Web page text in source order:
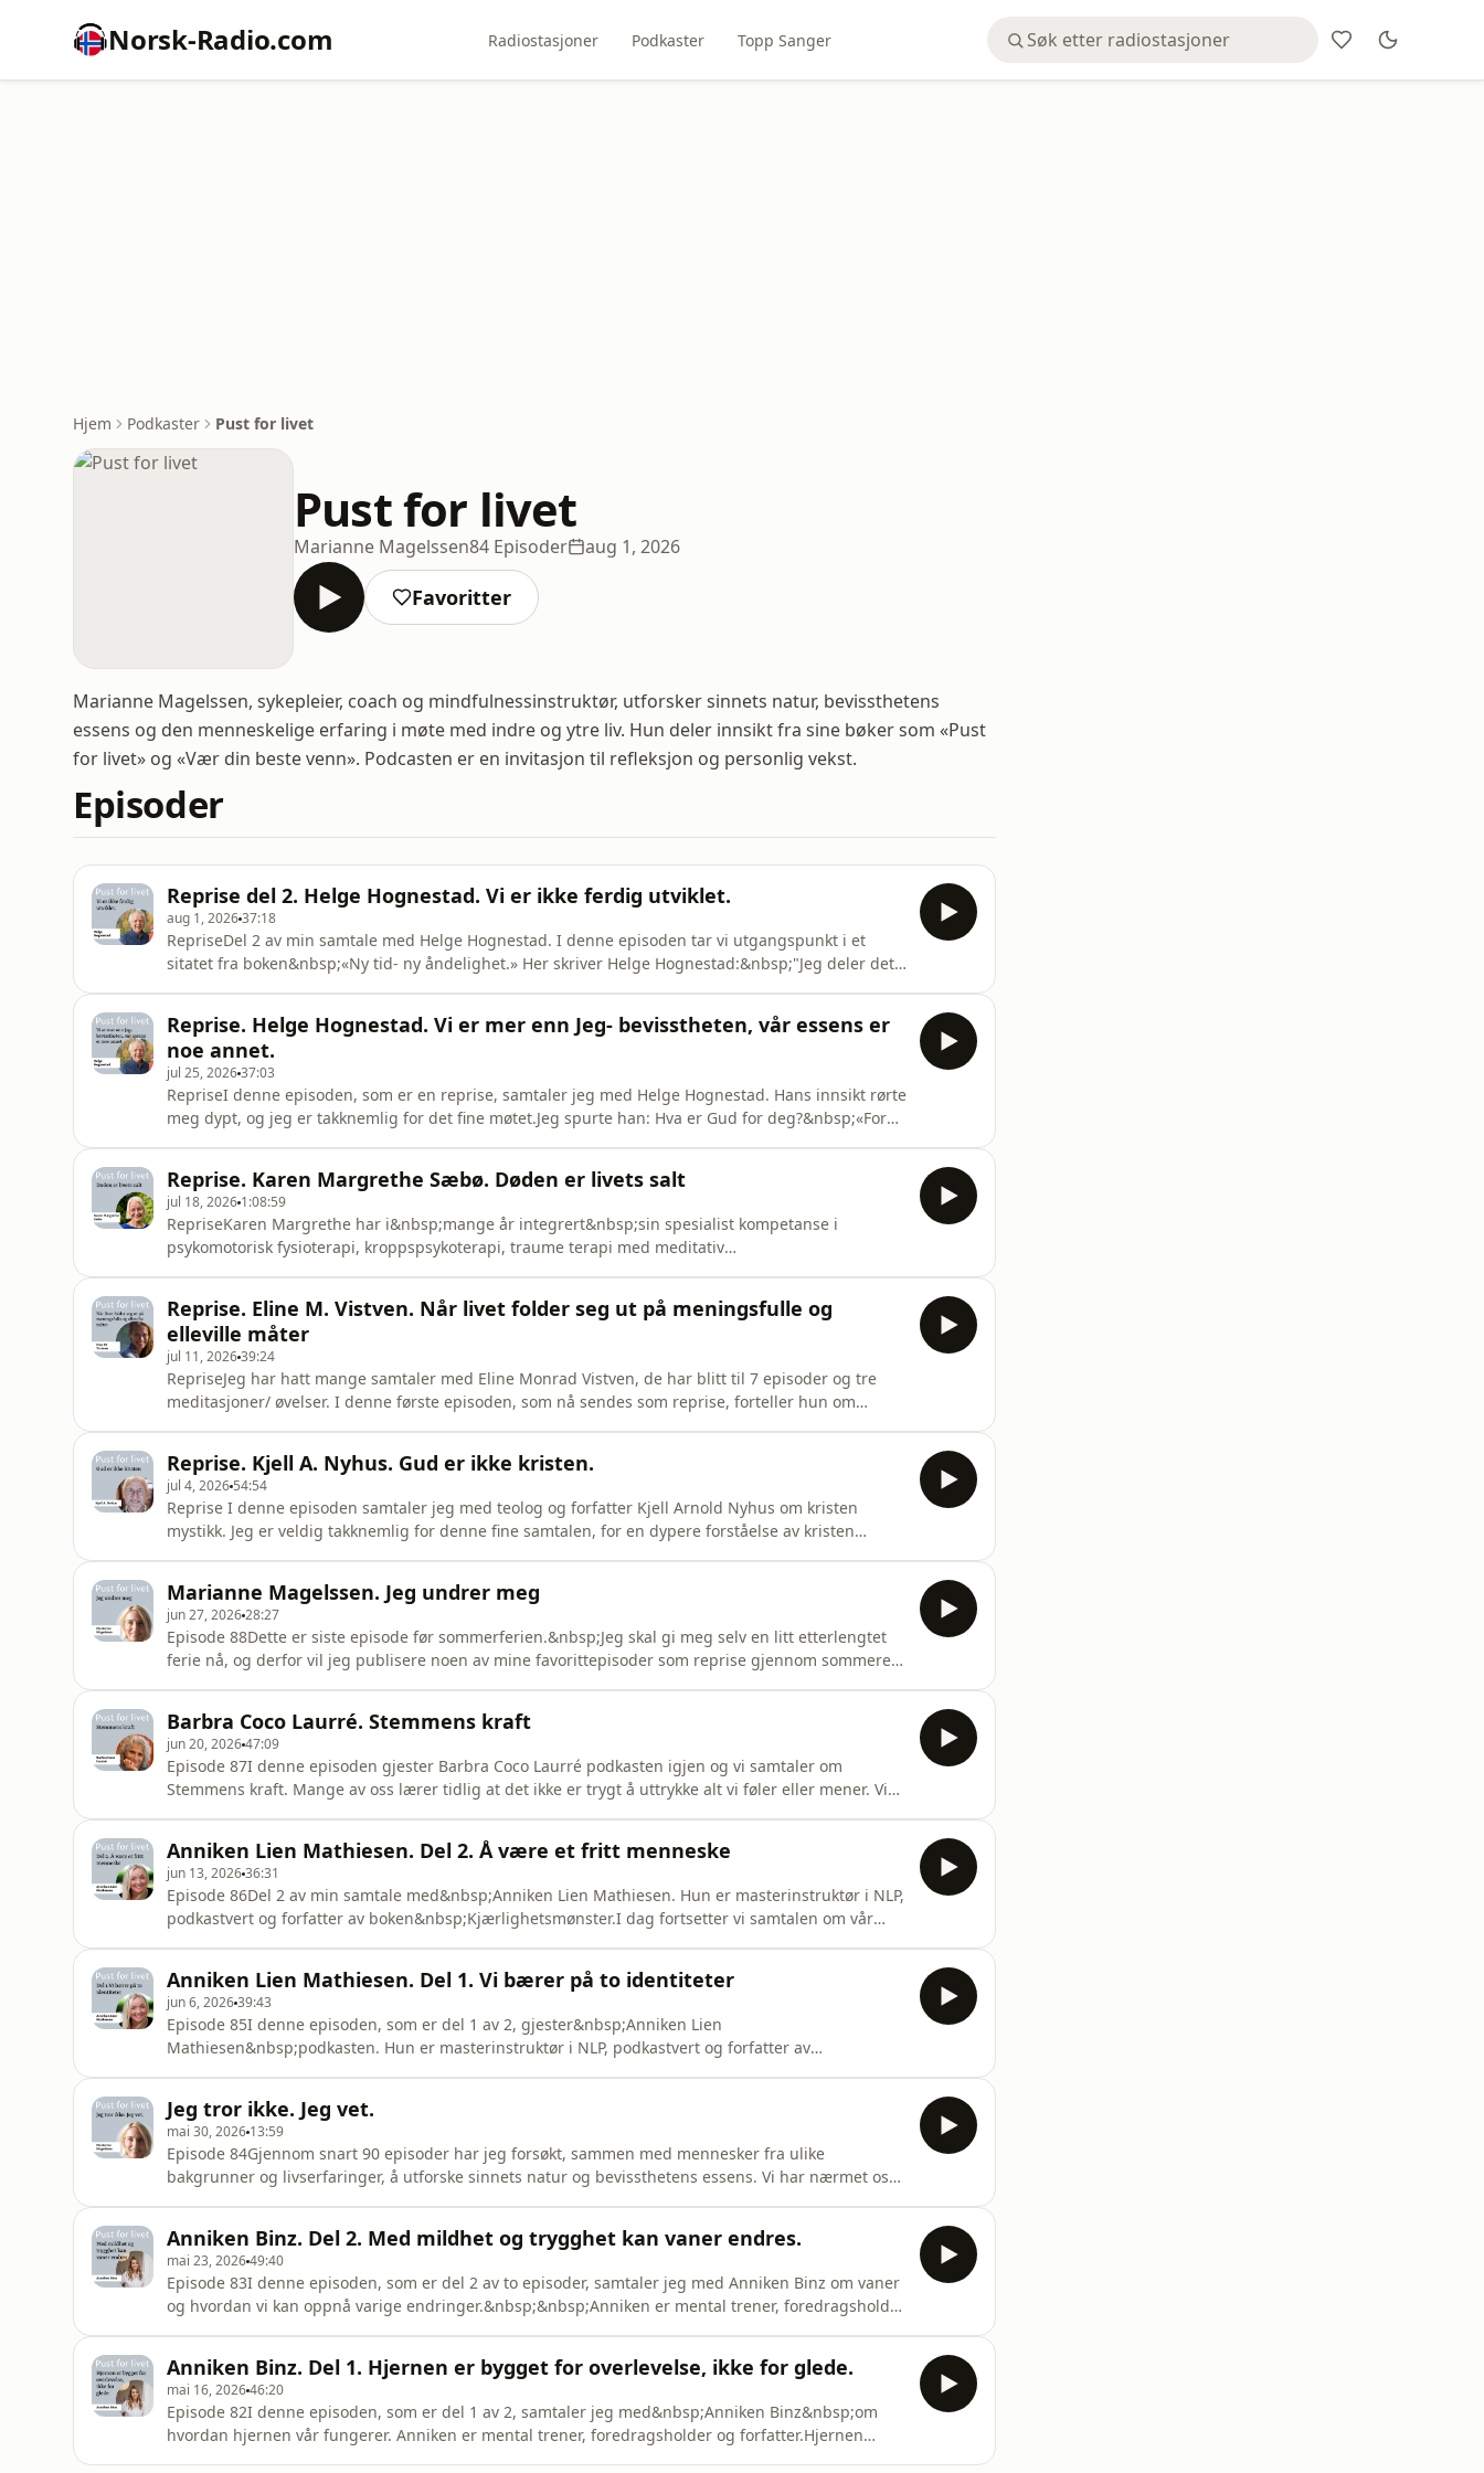
Norsk-Radio.com Radiostasjoner Podkaster Topp Sanger
Hjem Podkaster Pust for livet
Pust for livet
Marianne Magelssen84 Episoder aug 1, 2026
Favoritter
Marianne Magelssen, sykepleier, coach og mindfulnessinstruktør, utforsker sinnets natur, bevissthetens
essens og den menneskelige erfaring i møte med indre og ytre liv. Hun deler innsikt fra sine bøker som «Pust
for livet» og «Vær din beste venn». Podcasten er en invitasjon til refleksjon og personlig vekst.
Episoder
Reprise del 2. Helge Hognestad. Vi er ikke ferdig utviklet.
aug 1, 202637:18
RepriseDel 2 av min samtale med Helge Hognestad. I denne episoden tar vi utgangspunkt i et
sitatet fra boken&nbsp;«Ny tid- ny åndelighet.» Her skriver Helge Hognestad:&nbsp;"Jeg deler det
og omgitt a
Reprise. Helge Hognestad. Vi er mer enn Jeg- bevisstheten, vår essens er
noe annet.
jul 25, 202637:03
RepriseI denne episoden, som er en reprise, samtaler jeg med Helge Hognestad. Hans innsikt rørte
meg dypt, og jeg er takknemlig for det fine møtet.Jeg spurte han: Hva er Gud for deg?&nbsp;«For
oss.»God lytt
Reprise. Karen Margrethe Sæbø. Døden er livets salt
jul 18, 2026 1:08:59
RepriseKaren Margrethe har i&nbsp;mange år integrert&nbsp;sin spesialist kompetanse i
psykomotorisk fysioterapi, kroppspsykoterapi, traume terapi med meditativ
til det store slippet ved livets slutt. Dett
Reprise. Eline M. Vistven. Når livet folder seg ut på meningsfulle og
elleville måter
jul 11, 202639:24
RepriseJeg har hatt mange samtaler med Eline Monrad Vistven, de har blitt til 7 episoder og tre
meditasjoner/ øvelser. I denne første episoden, som nå sendes som reprise, forteller hun om
Vistven:Eline er
Reprise. Kjell A. Nyhus. Gud er ikke kristen.
jul 4, 2026 54:54
Reprise I denne episoden samtaler jeg med teolog og forfatter Kjell Arnold Nyhus om kristen
mystikk. Jeg er veldig takknemlig for denne fine samtalen, for en dypere forståelse av kristen
finne hvile. Je
Marianne Magelssen. Jeg undrer meg
jun 27, 202628:27
Episode 88Dette er siste episode før sommerferien.&nbsp;Jeg skal gi meg selv en litt etterlengtet
ferie nå, og derfor vil jeg publisere noen av mine favorittepisoder som reprise gjennom sommeren.
fordypning, foredrag og li
Barbra Coco Laurré. Stemmens kraft
jun 20, 202647:09
Episode 87I denne episoden gjester Barbra Coco Laurré podkasten igjen og vi samtaler om
Stemmens kraft. Mange av oss lærer tidlig at det ikke er trygt å uttrykke alt vi føler eller mener. Vi
vi legger lokk på følelser, behov og kreativitet. Når vi holder stemmen tilbake, mister vi kontakt med
deler
Anniken Lien Mathiesen. Del 2. Å være et fritt menneske
jun 13, 202636:31
Episode 86Del 2 av min samtale med&nbsp;Anniken Lien Mathiesen. Hun er masterinstruktør i NLP,
podkastvert og forfatter av boken&nbsp;Kjærlighetsmønster.I dag fortsetter vi samtalen om vår
@mariannemagelssenHjemmeside: mariannemagelssen.n
Anniken Lien Mathiesen. Del 1. Vi bærer på to identiteter
jun 6, 202639:43
Episode 85I denne episoden, som er del 1 av 2, gjester&nbsp;Anniken Lien
Mathiesen&nbsp;podkasten. Hun er masterinstruktør i NLP, podkastvert og forfatter av
hvilke roller vi har tatt på oss.Hva skjer når stå
Jeg tror ikke. Jeg vet.
mai 30, 2026 13:59
Episode 84Gjennom snart 90 episoder har jeg forsøkt, sammen med mennesker fra ulike
bakgrunner og livserfaringer, å utforske sinnets natur og bevissthetens essens. Vi har nærmet oss
ferd med å forandre seg. Ve
Anniken Binz. Del 2. Med mildhet og trygghet kan vaner endres.
mai 23, 202649:40
Episode 83I denne episoden, som er del 2 av to episoder, samtaler jeg med Anniken Binz om vaner
og hvordan vi kan oppnå varige endringer.&nbsp;&nbsp;Anniken er mental trener, foredragsholder
vi samtale om
Anniken Binz. Del 1. Hjernen er bygget for overlevelse, ikke for glede.
mai 16, 202646:20
Episode 82I denne episoden, som er del 1 av 2, samtaler jeg med&nbsp;Anniken Binz&nbsp;om
hvordan hjernen vår fungerer. Anniken er mental trener, foredragsholder og forfatter.Hjernen